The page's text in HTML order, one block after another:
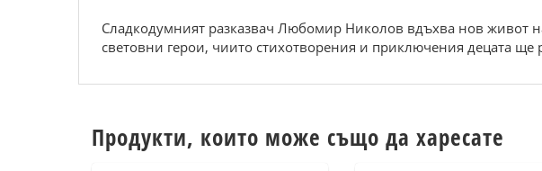
Сладкодумният разказвач Любомир Николов вдъхва нов живот
световни герои, чиито стихотворения и приключения децата ще
Продукти, които може също да харесате